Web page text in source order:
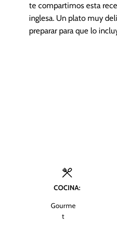
te compartimos esta
inglesa. Un plato muy
preparar para que lo
COCINA:
Gourme
t